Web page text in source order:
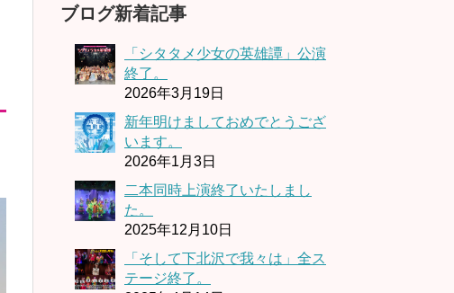
ブログ新着記事
「シタタメ少女の英雄譚」公演
終了。
2026年3月19日
新年明けましておめでとうござ
います。
2026年1月3日
二本同時上演終了いたしまし
た。
2025年12月10日
「そして下北沢で我々は」全ス
テージ終了。